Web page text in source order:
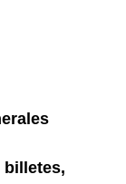
billetes,